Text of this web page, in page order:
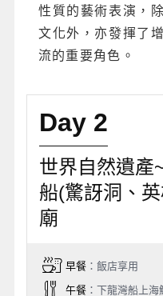
性質的藝術表演，
文化外，亦發揮了
流的重要角色。
Day 2
世界自然遺產
船(驚訝洞、
廟
早餐：飯店享用
午餐：下龍灣船上海